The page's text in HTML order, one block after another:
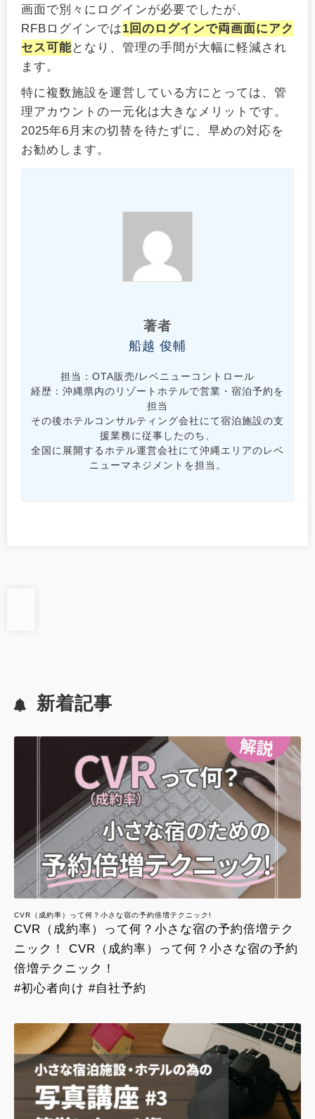
画面で別々にログインが必要でしたが、
RFBログインでは1回のログインで両画面にアク
セス可能となり、管理の手間が大幅に軽減され
ます。
特に複数施設を運営している方にとっては、管
理アカウントの一元化は大きなメリットです。
2025年6月末の切替を待たずに、早めの対応を
お勧めします。
船越 俊輔
担当：OTA販売/レベニューコントロール
経歴：沖縄県内のリゾートホテルで営業・宿泊予約を
担当
その後ホテルコンサルティング会社にて宿泊施設の支
援業務に従事したのち、
全国に展開するホテル運営会社にて沖縄エリアのレベ
ニューマネジメントを担当。
新着記事
CVR（成約率）って何？小さな宿の予約倍増テクニック!
CVR（成約率）って何？小さな宿の予約倍増テク
ニック！ CVR（成約率）って何？小さな宿の予約
倍増テクニック！
#初心者向け #自社予約